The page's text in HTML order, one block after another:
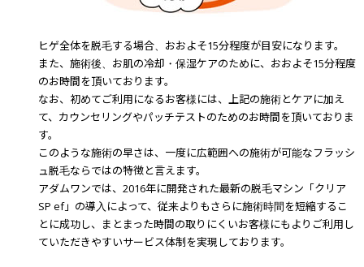
ヒゲ全体を脱毛する場合、おおよそ15分程度が目安になります。
また、施術後、お肌の冷却・保湿ケアのために、おおよそ15分程度
のお時間を頂いております。
なお、初めてご利用になるお客様には、上記の施術とケアに加え
て、カウンセリングやパッチテストのためのお時間を頂いておりま
す。
このような施術の早さは、一度に広範囲への施術が可能なフラッシ
ュ脱毛ならではの特徴と言えます。
アダムワンでは、2016年に開発された最新の脱毛マシン「クリア
SP ef」の導入によって、従来よりもさらに施術時間を短縮するこ
とに成功し、まとまった時間の取りにくいお客様にもよりご利用し
ていただきやすいサービス体制を実現しております。